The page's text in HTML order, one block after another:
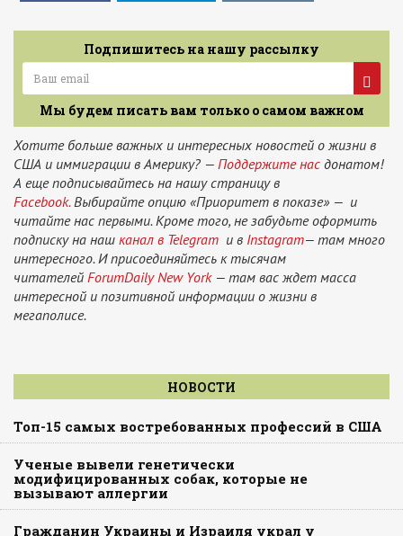
Подпишитесь на нашу рассылку
Мы будем писать вам только о самом важном
Хотите больше важных и интересных новостей о жизни в
США и иммиграции в Америку? — Поддержите нас донатом!
А еще подписывайтесь на нашу страницу в
Facebook.Выбирайте опцию «Приоритет в показе» — и
читайте нас первыми. Кроме того, не забудьте оформить
подписку на наш канал в Telegram и в Instagram— там много
интересного. И присоединяйтесь к тысячам
читателей ForumDaily New York— там вас ждет масса
интересной и позитивной информации о жизни в
мегаполисе.
НОВОСТИ
Топ-15 самых востребованных профессий в США
Ученые вывели генетически
модифицированных собак, которые не
вызывают аллергии
Гражданин Украины и Израиля украл у